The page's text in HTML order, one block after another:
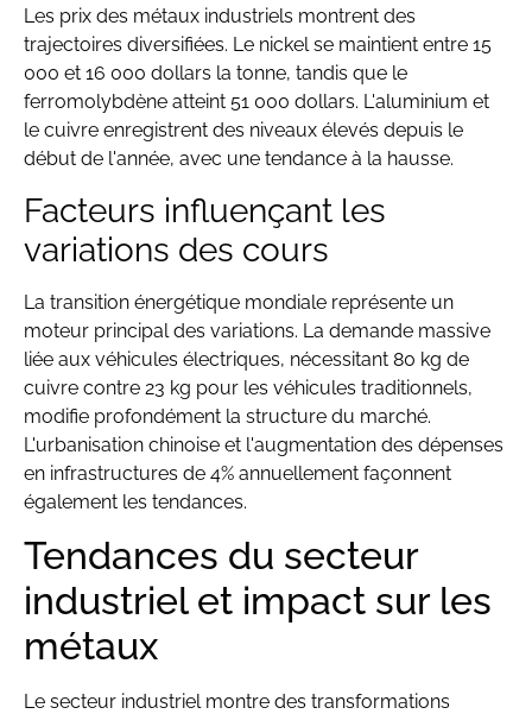
Les prix des métaux industriels montrent des
trajectoires diversifiées. Le nickel se maintient entre 15
000 et 16 000 dollars la tonne, tandis que le
ferromolybdène atteint 51 000 dollars. L'aluminium et
le cuivre enregistrent des niveaux élevés depuis le
début de l'année, avec une tendance à la hausse.
Facteurs influençant les
variations des cours
La transition énergétique mondiale représente un
moteur principal des variations. La demande massive
liée aux véhicules électriques, nécessitant 80 kg de
cuivre contre 23 kg pour les véhicules traditionnels,
modifie profondément la structure du marché.
L'urbanisation chinoise et l'augmentation des dépenses
en infrastructures de 4% annuellement façonnent
également les tendances.
Tendances du secteur
industriel et impact sur les
métaux
Le secteur industriel montre des transformations